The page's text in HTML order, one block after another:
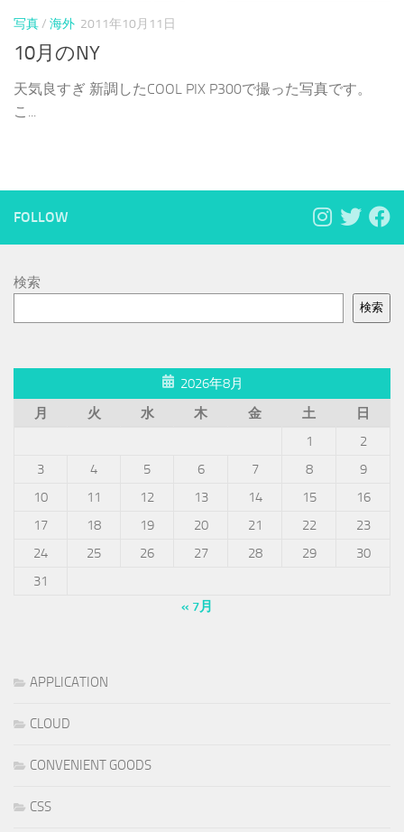
写真/ 海外 2011年10月11日
10月のNY
天気良すぎ 新調したCOOL PIX P300で撮った写真です。
こ...
FOLLOW
検索
検索
2026年8月
月
火 水 木 金 土
日
1
2
3
4 5 6 7 8
9
10
11 12 13 14 15
16
17
18 19 20 21 22
23
24
25 26 27 28 29
30
31
« 7月
APPLICATION
CLOUD
CONVENIENT GOODS
CSS